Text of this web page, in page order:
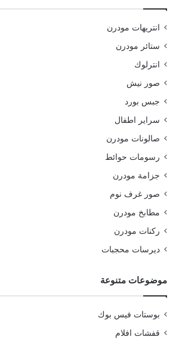
انتريهات مودرن
ستائر مودرن
انترلوك
صور نيش
جبس بورد
سراير اطفال
صالونات مودرن
رسومات حوائط
جزامة مودرن
صور غرف نوم
مطابخ مودرن
ركنات مودرن
ديرسات محجبات
موضوعات متنوعة
بوستات فيس بوك
قفشات افلام